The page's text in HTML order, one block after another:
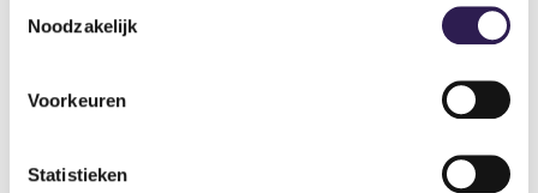
Noodzakelijk
Voorkeuren
Statistieken
Sportscholen